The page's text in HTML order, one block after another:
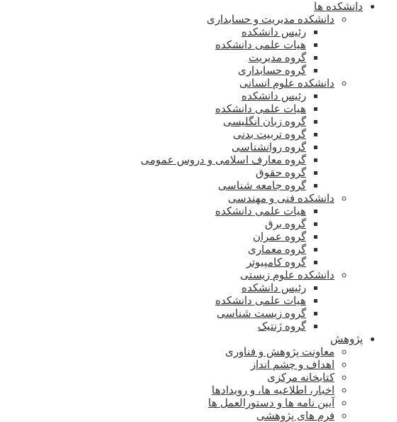
دانشکده ها
دانشکده مدیریت و حسابداری
رئیس دانشکده
هیات علمی دانشکده
گروه مدیریت
گروه حسابداری
دانشکده علوم انسانی
رئیس دانشکده
هیات علمی دانشکده
گروه زبان انگلیسی
گروه تربیت بدنی
گروه روانشناسی
گروه معارف اسلامی و دروس عمومی
گروه حقوق
گروه جامعه شناسی
دانشکده فنی و مهندسی
هیات علمی دانشکده
گروه برق
گروه عمران
گروه معماری
گروه کامپیوتر
دانشکده علوم زیستی
رئیس دانشکده
هیات علمی دانشکده
گروه زیست شناسی
گروه ژنتیک
پژوهش
معاونت پژوهش و فناوری
اهداف و چشم انداز
کتابخانه مرکزی
اخبار، اطلاعیه ها، و رویدادها
آیین نامه ها و دستورالعمل ها
فرم های پژوهشی